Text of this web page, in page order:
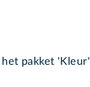
het pakket 'Kleur'